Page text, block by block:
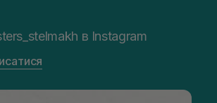
в Instagram